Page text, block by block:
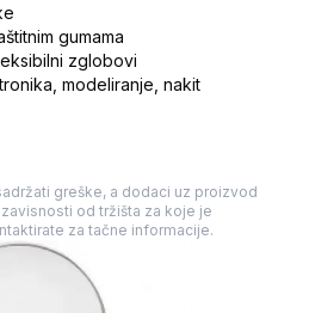
gumama
zglobovi
modeliranje, nakit
greške, a dodaci uz proizvod
od tržišta za koje je
za tačne informacije.